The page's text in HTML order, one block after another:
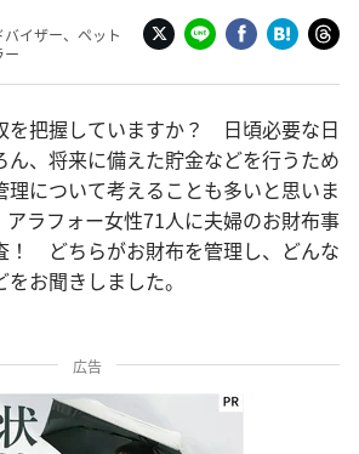
イザー、ペット
ー
を把握していますか？ 日頃必要な日
ん、将来に備えた貯金などを行うため
理について考えることも多いと思いま
アラフォー女性71人に夫婦のお財布事
！ どちらがお財布を管理し、どんな
お聞きしました。
広告